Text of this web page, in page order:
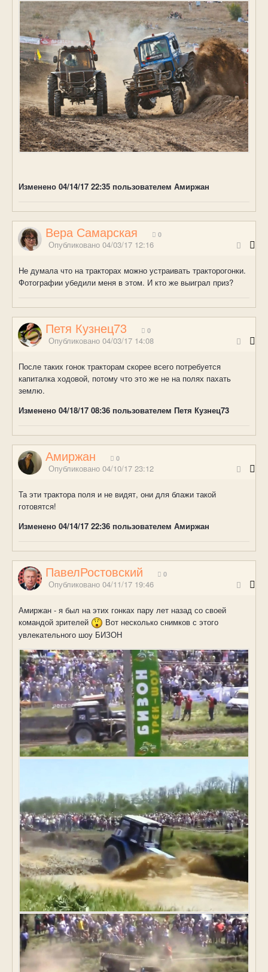
Изменено 04/14/17 22:35 пользователем Амиржан
Вера Самарская 0
Опубликовано 04/03/17 12:16
Не думала что на тракторах можно устраивать тракторогонки.
Фотографии убедили меня в этом. И кто же выиграл приз?
Петя Кузнец73 0
Опубликовано 04/03/17 14:08
После таких гонок тракторам скорее всего потребуется
капиталка ходовой, потому что это же не на полях пахать
землю.
Изменено 04/18/17 08:36 пользователем Петя Кузнец73
Амиржан 0
Опубликовано 04/10/17 23:12
Та эти трактора поля и не видят, они для блажи такой
готовятся!
Изменено 04/14/17 22:36 пользователем Амиржан
ПавелРостовский 0
Опубликовано 04/11/17 19:46
Амиржан - я был на этих гонках пару лет назад со своей
командой зрителей
Вот несколько снимков с этого
увлекательного шоу БИЗОН